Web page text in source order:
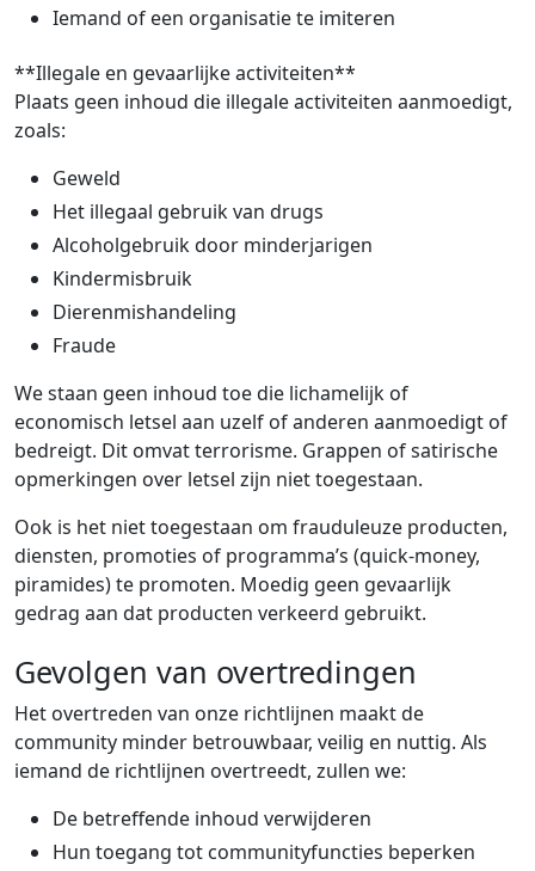
Iemand of een organisatie te imiteren
**Illegale en gevaarlijke activiteiten**
Plaats geen inhoud die illegale activiteiten aanmoedigt,
zoals:
Geweld
Het illegaal gebruik van drugs
Alcoholgebruik door minderjarigen
Kindermisbruik
Dierenmishandeling
Fraude
We staan geen inhoud toe die lichamelijk of
economisch letsel aan uzelf of anderen aanmoedigt of
bedreigt. Dit omvat terrorisme. Grappen of satirische
opmerkingen over letsel zijn niet toegestaan.
Ook is het niet toegestaan om frauduleuze producten,
diensten, promoties of programma’s (quick-money,
piramides) te promoten. Moedig geen gevaarlijk
gedrag aan dat producten verkeerd gebruikt.
Gevolgen van overtredingen
Het overtreden van onze richtlijnen maakt de
community minder betrouwbaar, veilig en nuttig. Als
iemand de richtlijnen overtreedt, zullen we:
De betreffende inhoud verwijderen
Hun toegang tot communityfuncties beperken